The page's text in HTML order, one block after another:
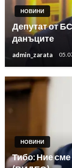
НОВИНИ
Депутат от
данъците
admin_zarata
НОВИНИ
Тибо: Ние